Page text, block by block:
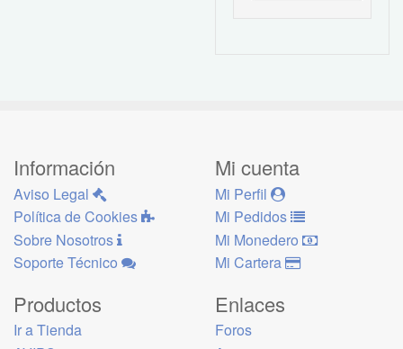
Información
Aviso Legal
Política de Cookies
Sobre Nosotros
Soporte Técnico
Mi cuenta
Mi Perfil
Mi Pedidos
Mi Monedero
Mi Cartera
Productos
Ir a Tienda
Enlaces
Foros